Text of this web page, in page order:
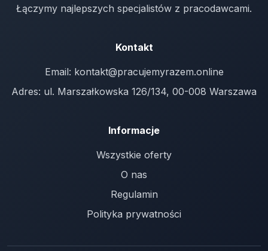
Łączymy najlepszych specjalistów z pracodawcami.
Kontakt
Email: kontakt@pracujemyrazem.online
Adres: ul. Marszałkowska 126/134, 00-008 Warszawa
Informacje
Wszystkie oferty
O nas
Regulamin
Polityka prywatności